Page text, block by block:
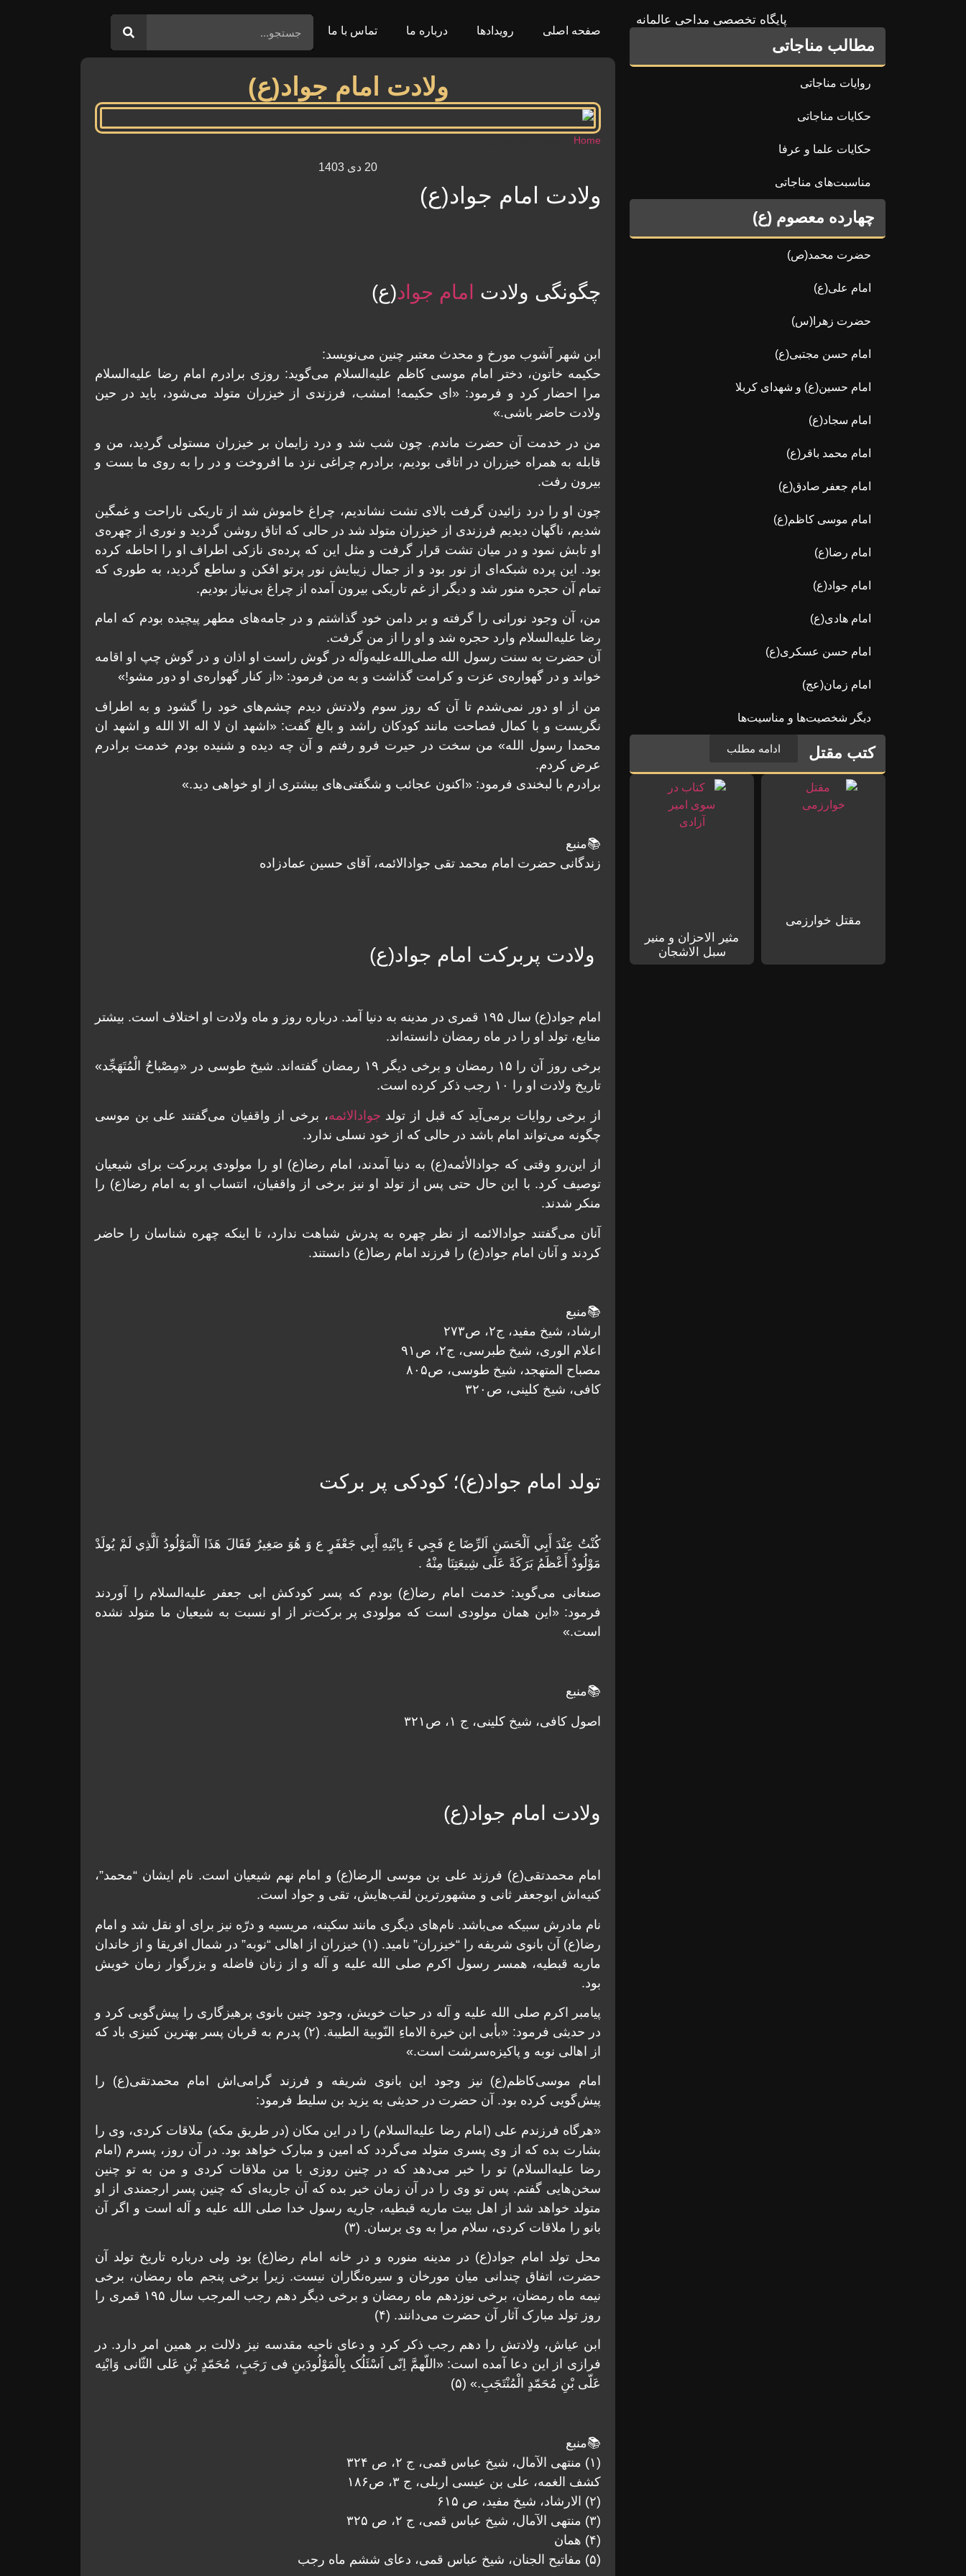
پایگاه تخصصی مداحی عالمانه
مطالب مناجاتی
روایات مناجاتی
حکایات مناجاتی
حکایات علما و عرفا
مناسبت‌های مناجاتی
چهارده معصوم (ع)
حضرت محمد(ص)
امام علی(ع)
حضرت زهرا(س)
امام حسن مجتبی(ع)
امام حسین(ع) و شهدای کربلا
امام سجاد(ع)
امام محمد باقر(ع)
امام جعفر صادق(ع)
امام موسی کاظم(ع)
امام رضا(ع)
امام جواد(ع)
امام هادی(ع)
امام حسن عسکری(ع)
امام زمان(عج)
دیگر شخصیت‌ها و مناسیت‌ها
کتب مقتل ادامه مطلب
مقتل خوارزمی
مثیر الاحزان و منیر
سبل الاشجان
صفحه اصلی رویدادها درباره ما تماس با ما
ولادت امام جواد(ع)
Home
20 دی 1403
ولادت امام جواد(ع)
چگونگی ولادت امام جواد(ع)
ابن شهر آشوب مورخ و محدث معتبر چنین می‌نویسد:
حکیمه خاتون، دختر امام موسی کاظم علیه‌السلام می‌گوید: روزی برادرم امام رضا علیه‌السلام
مرا احضار کرد و فرمود: «ای حکیمه! امشب، فرزندی از خیزران متولد می‌شود، باید در حین
ولادت حاضر باشی.»
من در خدمت آن حضرت ماندم. چون شب شد و درد زایمان بر خیزران مستولی گردید، من و
قابله به همراه خیزران در اتاقی بودیم، برادرم چراغی نزد ما افروخت و در را به روی ما بست و
بیرون رفت.
چون او را درد زائیدن گرفت بالای تشت نشاندیم، چراغ خاموش شد از تاریکی ناراحت و غمگین
شدیم، ناگهان دیدیم فرزندی از خیزران متولد شد در حالی که اتاق روشن گردید و نوری از چهره‌ی
او تابش نمود و در میان تشت قرار گرفت و مثل این که پرده‌ی نازکی اطراف او را احاطه کرده
بود. این پرده شبکه‌ای از نور بود و از جمال زیبایش نور پرتو افکن و ساطع گردید، به طوری که
تمام آن حجره منور شد و دیگر از غم تاریکی بیرون آمده از چراغ بی‌نیاز بودیم.
من، آن وجود نورانی را گرفته و بر دامن خود گذاشتم و در جامه‌های مطهر پیچیده بودم که امام
رضا علیه‌السلام وارد حجره شد و او را از من گرفت.
آن حضرت به سنت رسول الله صلی‌الله‌علیه‌وآله در گوش راست او اذان و در گوش چپ او اقامه
خواند و در گهواره‌ی عزت و کرامت گذاشت و به من فرمود: «از کنار گهواره‌ی او دور مشو!»
من از او دور نمی‌شدم تا آن که روز سوم ولادتش دیدم چشم‌های خود را گشود و به اطراف
نگریست و با کمال فصاحت مانند کودکان راشد و بالغ گفت: «اشهد ان لا اله الا الله و اشهد ان
محمدا رسول الله» من سخت در حیرت فرو رفتم و آن چه دیده و شنیده بودم خدمت برادرم
عرض کردم.
برادرم با لبخندی فرمود: «اکنون عجائب و شگفتی‌های بیشتری از او خواهی دید.»
📚منبع
زندگانی حضرت امام محمد تقی جوادالائمه، آقای حسین عمادزاده
ولادت پربرکت امام جواد(ع)
امام جواد(ع) سال ۱۹۵ قمری در مدینه به دنیا آمد. درباره روز و ماه ولادت او اختلاف است. بیشتر
منابع، تولد او را در ماه رمضان دانسته‌اند.
برخی روز آن را ۱۵ رمضان و برخی دیگر ۱۹ رمضان گفته‌اند. شیخ طوسی در «مِصْباحُ الْمُتَهَجِّد»
تاریخ ولادت او را ۱۰ رجب ذکر کرده است.
از برخی روایات برمی‌آید که قبل از تولد جوادالائمه، برخی از واقفیان می‌گفتند علی بن موسی
چگونه می‌تواند امام باشد در حالی که از خود نسلی ندارد.
از این‌رو وقتی که جوادالأئمه(ع) به دنیا آمدند، امام رضا(ع) او را مولودی پربرکت برای شیعیان
توصیف کرد. با این حال حتی پس از تولد او نیز برخی از واقفیان، انتساب او به امام رضا(ع) را
منکر شدند.
آنان می‌گفتند جوادالائمه از نظر چهره به پدرش شباهت ندارد، تا اینکه چهره شناسان را حاضر
کردند و آنان امام جواد(ع) را فرزند امام رضا(ع) دانستند.
📚منبع
ارشاد، شیخ مفید، ج۲، ص۲۷۳
اعلام الوری، شیخ طبرسی، ج۲، ص۹۱
مصباح المتهجد، شیخ طوسی، ص۸۰۵
کافی، شیخ کلینی، ص۳۲۰
تولد امام جواد(ع)؛ کودکی پر برکت
كُنْتُ عِنْدَ أَبِي اَلْحَسَنِ اَلرِّضَا ع فَجِي ءَ بِابْنِهِ أَبِي جَعْفَرٍ ع وَ هُوَ صَغِيرٌ فَقَالَ هَذَا اَلْمَوْلُودُ اَلَّذِي لَمْ يُولَدْ
مَوْلُودٌ أَعْظَمُ بَرَكَةً عَلَى شِيعَتِنَا مِنْهُ .
صنعانی می‌گويد: خدمت امام رضا(ع) بودم كه پسر كودكش ابی جعفر عليه‌السلام را آوردند
فرمود: «اين همان مولودی است كه مولودی پر بركت‌تر از او نسبت به شيعيان ما متولد نشده
است.»
📚منبع
اصول کافی، شیخ کلینی، ج ۱، ص۳۲۱
ولادت امام جواد(ع)
امام محمدتقی(ع) فرزند علی بن موسی الرضا(ع) و امام نهم شیعیان است. نام ایشان “محمد”،
کنیه‌اش ابوجعفر ثانی و مشهورترین لقب‌هایش، تقی و جواد است.
نام مادرش سبیکه می‌باشد. نام‌های دیگری مانند سکینه، مریسیه و درّه نیز برای او نقل شد و امام
رضا(ع) آن بانوی شریفه را “خیزران” نامید. (۱) خیزران از اهالی “نوبه” در شمال افریقا و از خاندان
ماریه قبطیه، همسر رسول اکرم صلی الله علیه و آله و از زنان فاضله و بزرگوار زمان خویش
بود.
پیامبر اکرم صلی الله علیه و آله در حیات خویش، وجود چنین بانوی پرهیزگاری را پیش‌گویی کرد و
در حدیثی فرمود: «بأبی ابن خیرة الاماءِ النّوبیة الطیبة. (۲) پدرم به قربان پسر بهترین کنیزی باد که
از اهالی نوبه و پاکیزه‌سرشت است.»
امام موسی‌کاظم(ع) نیز وجود این بانوی شریفه و فرزند گرامی‌اش امام محمدتقی(ع) را
پیش‌گویی کرده بود. آن حضرت در حدیثی به یزید بن سلیط فرمود:
«هرگاه فرزندم علی (امام رضا علیه‌السلام) را در این مکان (در طریق مکه) ملاقات کردی، وی را
بشارت بده که از وی پسری متولد می‌گردد که امین و مبارک خواهد بود. در آن روز، پسرم (امام
رضا علیه‌السلام) تو را خبر می‌دهد که در چنین روزی با من ملاقات کردی و من به تو چنین
سخن‌هایی گفتم. پس تو وی را در آن زمان خبر بده که آن جاریه‌ای که چنین پسر ارجمندی از او
متولد خواهد شد از اهل بیت ماریه قبطیه، جاریه رسول خدا صلی الله علیه و آله است و اگر آن
بانو را ملاقات کردی، سلام مرا به وی برسان. (۳)
محل تولد امام جواد(ع) در مدینه منوره و در خانه امام رضا(ع) بود ولی درباره تاریخ تولد آن
حضرت، اتفاق چندانی میان مورخان و سیره‌نگاران نیست. زیرا برخی پنجم ماه رمضان، برخی
نیمه ماه رمضان، برخی نوزدهم ماه رمضان و برخی دیگر دهم رجب المرجب سال ۱۹۵ قمری را
روز تولد مبارک آثار آن حضرت می‌دانند. (۴)
ابن عیاش، ولادتش را دهم رجب ذکر کرد و دعای ناحیه مقدسه نیز دلالت بر همین امر دارد. در
فرازی از این دعا آمده است: «اللّهمَّ اِنّی اَسْئَلُک بِالْمَوْلُودَینِ فی رَجَبٍ، مُحَمّدٍ بْنِ عَلی الثّانی وَابْنِه
عَلّی بْنِ مُحَمّدٍ الْمُنْتَجَبِ.» (۵)
📚منبع
(۱) منتهی الآمال، شیخ عباس قمی، ج ۲، ص ۳۲۴
کشف الغمه، علی بن عیسی اربلی، ج ۳، ص۱۸۶
(۲) الارشاد، شیخ مفید، ص ۶۱۵
(۳) منتهی الآمال، شیخ عباس قمی، ج ۲، ص ۳۲۵
(۴) همان
(۵) مفاتیح الجنان، شیخ عباس قمی، دعای ششم ماه رجب